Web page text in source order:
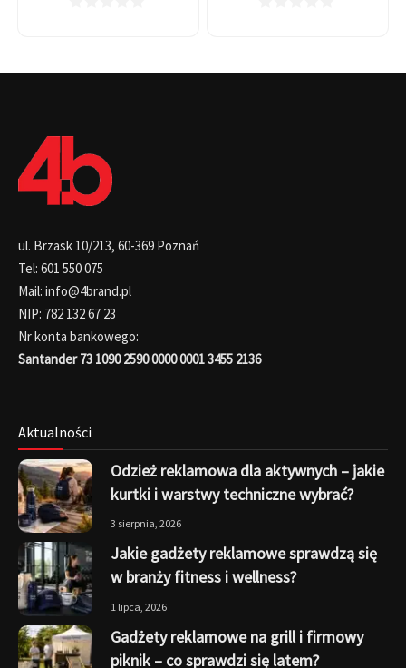
ul. Brzask 10/213, 60-369 Poznań
Tel: 601 550 075
Mail: info@4brand.pl
NIP: 782 132 67 23
Nr konta bankowego:
Santander 73 1090 2590 0000 0001 3455 2136
Aktualności
Odzież reklamowa dla aktywnych – jakie
kurtki i warstwy techniczne wybrać?
3 sierpnia, 2026
Jakie gadżety reklamowe sprawdzą się
w branży fitness i wellness?
1 lipca, 2026
Gadżety reklamowe na grill i firmowy
piknik – co sprawdzi się latem?